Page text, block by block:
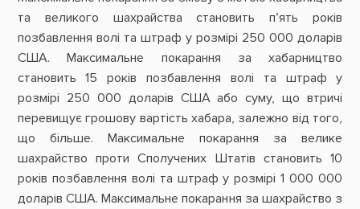
та великого шахрайства становить п’ять років
позбавлення волі та штраф у розмірі 250 000 доларів
США. Максимальне покарання за хабарництво
становить 15 років позбавлення волі та штраф у
розмірі 250 000 доларів США або суму, що втричі
перевищує грошову вартість хабара, залежно від того,
що більше. Максимальне покарання за велике
шахрайство проти Сполучених Штатів становить 10
років позбавлення волі та штраф у розмірі 1 000 000
доларів США. Максимальне покарання за шахрайство з